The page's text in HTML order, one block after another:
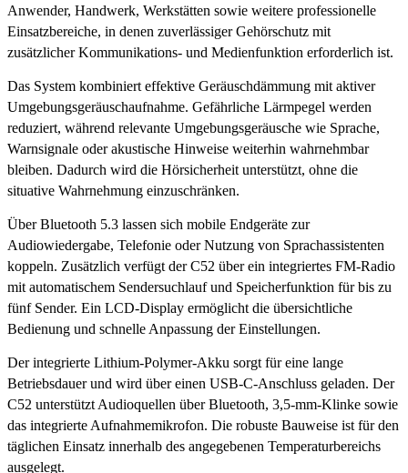
Anwender, Handwerk, Werkstätten sowie weitere professionelle
Einsatzbereiche, in denen zuverlässiger Gehörschutz mit
zusätzlicher Kommunikations- und Medienfunktion erforderlich ist.
Das System kombiniert effektive Geräuschdämmung mit aktiver
Umgebungsgeräuschaufnahme. Gefährliche Lärmpegel werden
reduziert, während relevante Umgebungsgeräusche wie Sprache,
Warnsignale oder akustische Hinweise weiterhin wahrnehmbar
bleiben. Dadurch wird die Hörsicherheit unterstützt, ohne die
situative Wahrnehmung einzuschränken.
Über Bluetooth 5.3 lassen sich mobile Endgeräte zur
Audiowiedergabe, Telefonie oder Nutzung von Sprachassistenten
koppeln. Zusätzlich verfügt der C52 über ein integriertes FM-Radio
mit automatischem Sendersuchlauf und Speicherfunktion für bis zu
fünf Sender. Ein LCD-Display ermöglicht die übersichtliche
Bedienung und schnelle Anpassung der Einstellungen.
Der integrierte Lithium-Polymer-Akku sorgt für eine lange
Betriebsdauer und wird über einen USB-C-Anschluss geladen. Der
C52 unterstützt Audioquellen über Bluetooth, 3,5-mm-Klinke sowie
das integrierte Aufnahmemikrofon. Die robuste Bauweise ist für den
täglichen Einsatz innerhalb des angegebenen Temperaturbereichs
ausgelegt.